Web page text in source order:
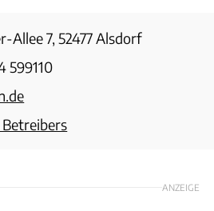
Allee 7, 52477 Alsdorf
599110
ANZEIGE